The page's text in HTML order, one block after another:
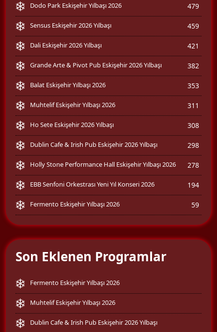
Dodo Park Eskişehir Yılbaşı 2026 479
Sensus Eskişehir 2026 Yılbaşı 459
Dali Eskişehir 2026 Yılbaşı 421
Grande Arte & Pivot Pub Eskişehir 2026 Yılbaşı 382
Balat Eskişehir Yılbaşı 2026 353
Muhtelif Eskişehir Yılbaşı 2026 311
Ho Sete Eskişehir 2026 Yılbaşı 308
Dublin Cafe & Irish Pub Eskişehir 2026 Yılbaşı 298
Holly Stone Performance Hall Eskişehir Yılbaşı 2026 278
EBB Senfoni Orkestrası Yeni Yıl Konseri 2026 194
Fermento Eskişehir Yılbaşı 2026 59
Son Eklenen Programlar
Fermento Eskişehir Yılbaşı 2026
Muhtelif Eskişehir Yılbaşı 2026
Dublin Cafe & Irish Pub Eskişehir 2026 Yılbaşı